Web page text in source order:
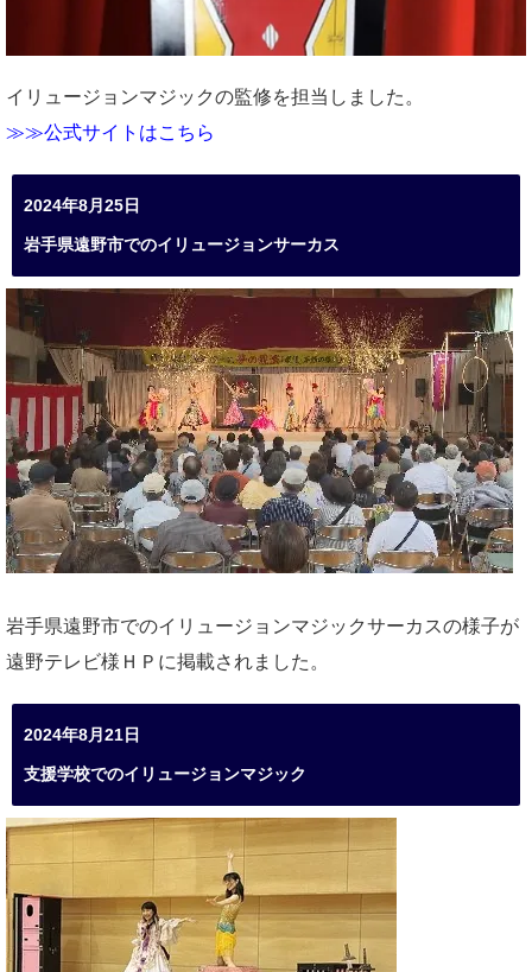
イリュージョンマジックの監修を担当しました。
≫≫公式サイトはこちら
2024年8月25日
岩手県遠野市でのイリュージョンサーカス
岩手県遠野市でのイリュージョンマジックサーカスの様子が
遠野テレビ様ＨＰに掲載されました。
2024年8月21日
支援学校でのイリュージョンマジック